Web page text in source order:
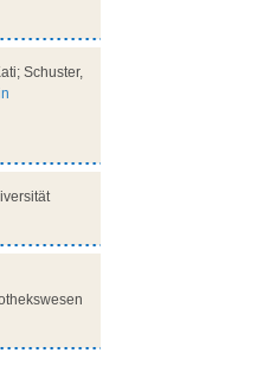
Schuster,